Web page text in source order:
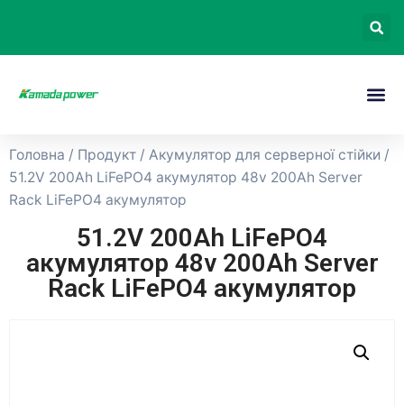
Головна / Продукт / Акумулятор для серверної стійки /
51.2V 200Ah LiFePO4 акумулятор 48v 200Ah Server
Rack LiFePO4 акумулятор
51.2V 200Ah LiFePO4
акумулятор 48v 200Ah Server
Rack LiFePO4 акумулятор